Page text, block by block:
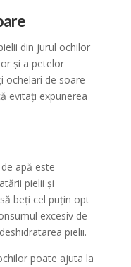
din jurul ochilor
și a petelor
ochelari de soare
evitați expunerea
apă este
pielii și
beți cel puțin opt
excesiv de
pielii.
poate ajuta la